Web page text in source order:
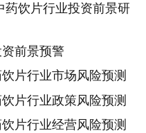
饮片行业投资前景研
前景预警
片行业市场风险预测
片行业政策风险预测
片行业经营风险预测